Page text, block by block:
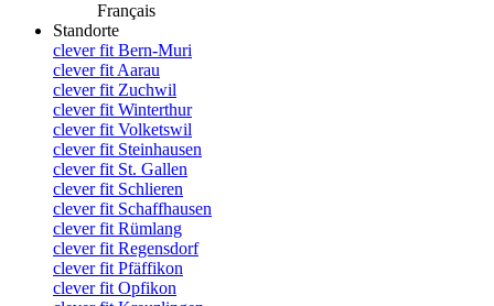
Français
Standorte
clever fit Bern-Muri
clever fit Aarau
clever fit Zuchwil
clever fit Winterthur
clever fit Volketswil
clever fit Steinhausen
clever fit St. Gallen
clever fit Schlieren
clever fit Schaffhausen
clever fit Rümlang
clever fit Regensdorf
clever fit Pfäffikon
clever fit Opfikon